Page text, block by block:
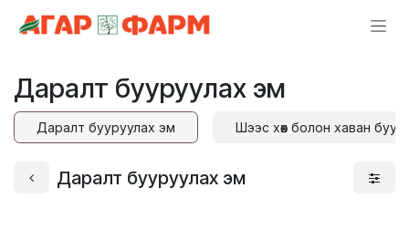
Даралт бууруулах эм
Даралт бууруулах эм Шээс хөөх болон хаван
Даралт бууруулах эм